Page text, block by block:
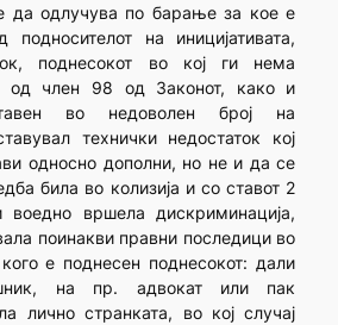
да одлучува по барање за кое е
на иницијативата,
поднесокот во кој ги нема
од член 98 од Законот, како и
во недоволен број на
технички недостаток кој
односно дополни, но не и да се
била во колизија и со ставот 2
вршела дискриминација,
поинакви правни последици во
е поднесен поднесокот: дали
на пр. адвокат или пак
лично странката, во кој случај